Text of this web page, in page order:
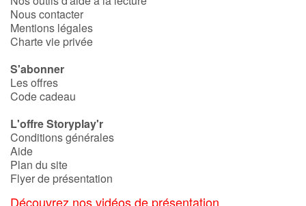
Fêtes et évènements
Amour et amitié
Sujets de société
Émotions et sentiments
Formats et illustrations
Catalogue anglais
Nous contacter
Mentions légales
Charte vie privée
S'abonner
Les offres
Code cadeau
L'offre Storyplay'r
Conditions générales
Aide
Plan du site
Flyer de présentation
Découvrez nos vidéos de présentation